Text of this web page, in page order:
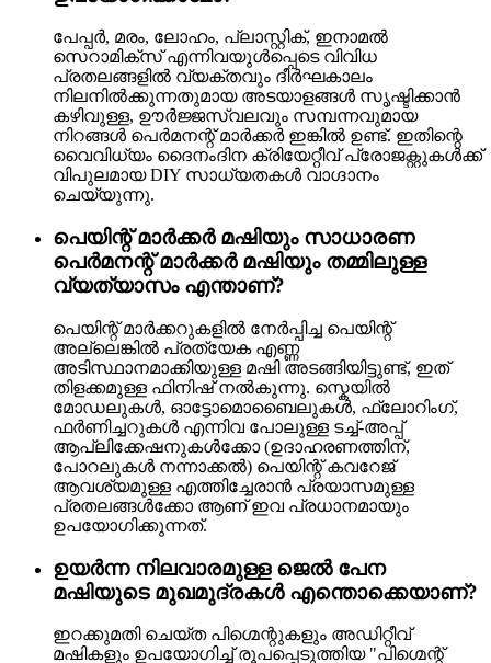
പേപ്പർ, മരം, ലോഹം, പ്ലാസ്റ്റിക്, ഇനാമൽ
സെറാമിക്സ് എന്നിവയുൾപ്പെടെ വിവിധ
പ്രതലങ്ങളിൽ വ്യക്തവും ദീർഘകാലം
നിലനിൽക്കുന്നതുമായ അടയാളങ്ങൾ സൃഷ്ടിക്കാൻ
കഴിവുള്ള, ഊർജ്ജസ്വലവും സമ്പന്നവുമായ
നിറങ്ങൾ പെർമനന്റ് മാർക്കർ ഇങ്കിൽ ഉണ്ട്. ഇതിന്റെ
വൈവിധ്യം ദൈനംദിന ക്രിയേറ്റീവ് പ്രോജക്റ്റുകൾക്ക്
വിപുലമായ DIY സാധ്യതകൾ വാഗ്ദാനം
ചെയ്യുന്നു.
പെയിന്റ് മാർക്കർ മഷിയും സാധാരണ
പെർമനന്റ് മാർക്കർ മഷിയും തമ്മിലുള്ള
വ്യത്യാസം എന്താണ്?
പെയിന്റ് മാർക്കറുകളിൽ നേർപ്പിച്ച പെയിന്റ്
അല്ലെങ്കിൽ പ്രത്യേക എണ്ണ
അടിസ്ഥാനമാക്കിയുള്ള മഷി അടങ്ങിയിട്ടുണ്ട്, ഇത്
തിളക്കമുള്ള ഫിനിഷ് നൽകുന്നു. സ്കെയിൽ
മോഡലുകൾ, ഓട്ടോമൊബൈലുകൾ, ഫ്ലോറിംഗ്,
ഫർണിച്ചറുകൾ എന്നിവ പോലുള്ള ടച്ച്-അപ്പ്
ആപ്ലിക്കേഷനുകൾക്കോ ​​(ഉദാഹരണത്തിന്,
പോറലുകൾ നന്നാക്കൽ) പെയിന്റ് കവറേജ്
ആവശ്യമുള്ള എത്തിച്ചേരാൻ പ്രയാസമുള്ള
പ്രതലങ്ങൾക്കോ ​​ആണ് ഇവ പ്രധാനമായും
ഉപയോഗിക്കുന്നത്.
ഉയർന്ന നിലവാരമുള്ള ജെൽ പേന
മഷിയുടെ മുഖമുദ്രകൾ എന്തൊക്കെയാണ്?
ഇറക്കുമതി ചെയ്ത പിഗ്മെന്റുകളും അഡിറ്റീവ്
മഷികളും ഉപയോഗിച്ച് രൂപപ്പെടുത്തിയ "പിഗ്മെന്റ്